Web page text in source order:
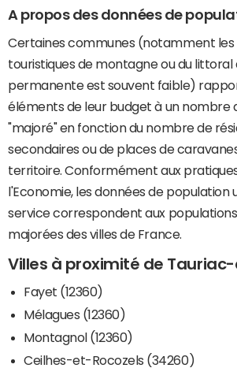
A propos des données de
Certaines communes (notamment les
touristiques de montagne ou du
permanente est souvent faible)
éléments de leur budget à un nombre
"majoré" en fonction du nombre de
secondaires ou de places de
territoire. Conformément aux
l'Economie, les données de population
service correspondent aux
majorées des villes de France.
Villes à proximité de
Fayet (12360)
Mélagues (12360)
Montagnol (12360)
Ceilhes-et-Rocozels (34260)